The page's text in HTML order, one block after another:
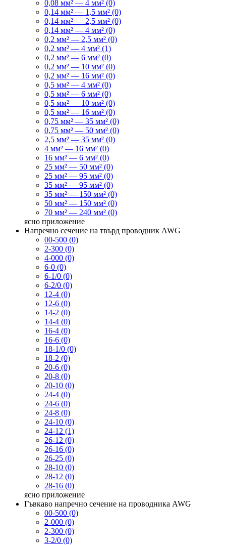
0,08 мм² — 4 мм² (0)
0,14 мм² — 1,5 мм² (0)
0,14 мм² — 2,5 мм² (0)
0,14 мм² — 4 мм² (0)
0,2 мм² — 2,5 мм² (0)
0,2 мм² — 4 мм² (1)
0,2 мм² — 6 мм² (0)
0,2 мм² — 10 мм² (0)
0,2 мм² — 16 мм² (0)
0,5 мм² — 4 мм² (0)
0,5 мм² — 6 мм² (0)
0,5 мм² — 10 мм² (0)
0,5 мм² — 16 мм² (0)
0,75 мм² — 35 мм² (0)
0,75 мм² — 50 мм² (0)
2,5 мм² — 35 мм² (0)
4 мм² — 16 мм² (0)
16 мм² — 6 мм² (0)
25 мм² — 50 мм² (0)
25 мм² — 95 мм² (0)
35 мм² — 95 мм² (0)
35 мм² — 150 мм² (0)
50 мм² — 150 мм² (0)
70 мм² — 240 мм² (0)
ясно приложение
Напречно сечение на твърд проводник AWG
00-500 (0)
2-300 (0)
4-000 (0)
6-0 (0)
6-1/0 (0)
6-2/0 (0)
12-4 (0)
12-6 (0)
14-2 (0)
14-4 (0)
16-4 (0)
16-6 (0)
18-1/0 (0)
18-2 (0)
20-6 (0)
20-8 (0)
20-10 (0)
24-4 (0)
24-6 (0)
24-8 (0)
24-10 (0)
24-12 (1)
26-12 (0)
26-16 (0)
26-25 (0)
28-10 (0)
28-12 (0)
28-16 (0)
ясно приложение
Гъвкаво напречно сечение на проводника AWG
00-500 (0)
2-000 (0)
2-300 (0)
3-2/0 (0)